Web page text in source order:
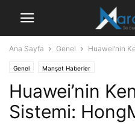
Ana Sayfa Genel Huawei’nin
Genel Manşet Haberler
Huawei’nin
Sistemi: